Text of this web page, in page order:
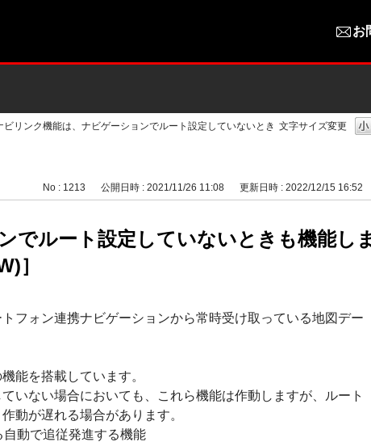
お
文字サイズ変更
ビリンク機能は、ナビゲーションでルート設定していないとき
No : 1213 公開日時 : 2021/11/26 11:08 更新日時 : 2022/12/15 16:52
でルート設定していないときも機能し
］
フォン連携ナビゲーションから常時受け取っている地図デー
能を搭載しています。
いない場合においても、これら機能は作動しますが、ルート
動が遅れる場合があります。
動で追従発進する機能